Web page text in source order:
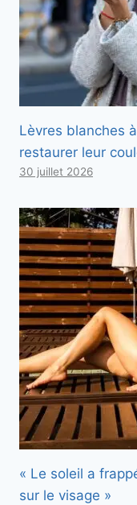
Lèvres blanches
restaurer leur
30 juillet 2026
« Le soleil a
sur le visage »